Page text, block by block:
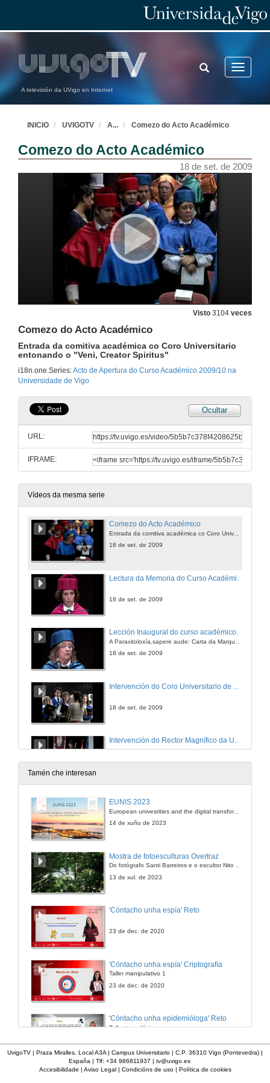
A televisión da UVigo en Internet
Toggle
TOGGLE
SEARCH
INICIO UVIGOTV A... Comezo do Acto Académico
Comezo do Acto Académico
18 de set. de 2009
Visto 3104 veces
Comezo do Acto Académico
Entrada da comitiva académica co Coro Universitario
entonando o "Veni, Creator Spiritus"
i18n.one.Series:Acto de Apertura do Curso Académico 2009/10 na
Universidade de Vigo
Ocultar
URL:
IFRAME:
Vídeos da mesma serie
Comezo do Acto Académico
18 de set. de 2009
18 de set. de 2009
Lección Inaugural do curso académico 2009/10
18 de set. de 2009
18 de set. de 2009
Intervención do Rector Magnífico da Universidade de Vigo
18 de set. de 2009
18 de set. de 2009
Tamén che interesan
EUNIS 2023
European univesrities and the digital transformation: challenges and opportunities ahead
14 de xuño de 2023
Mostra de fotoesculturas Overtraz
Do fotógrafo Santi Barreiros e o escultor Nito Contreras.
13 de xul. de 2023
'Cóntacho unha espía' Reto
23 de dec. de 2020
'Cóntacho unha espía' Criptografía
Taller manipulativo 1
23 de dec. de 2020
'Cóntacho unha epidemióloga' Reto
Taller tecnolóxico
UvigoTV | Praza Miralles. Local A3A | Campus Universitario | C.P. 36310 Vigo (Pontevedra) |
España | Tlf: +34 986811937 | tv@uvigo.es
Accesibilidade | Aviso Legal| Condicións de uso| Política de cookies